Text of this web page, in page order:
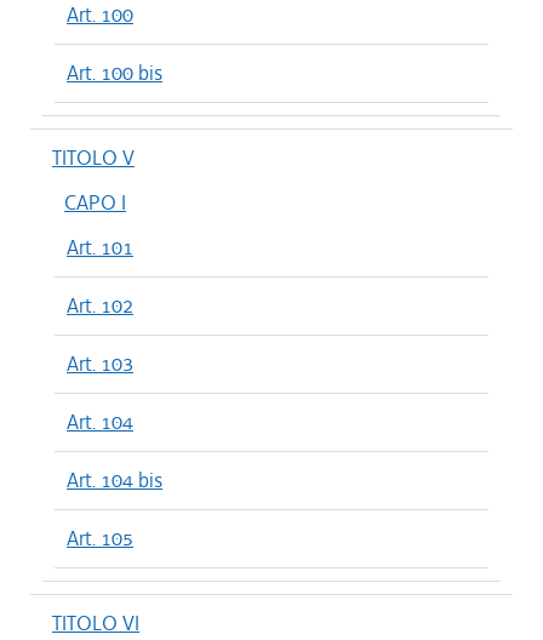
Art. 100
Art. 100 bis
TITOLO V
CAPO I
Art. 101
Art. 102
Art. 103
Art. 104
Art. 104 bis
Art. 105
TITOLO VI